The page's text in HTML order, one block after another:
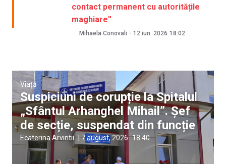
contact permanent cu autoritățile
maghiare”
Mihaela Conovali - 12 iun. 2026 18:02
Viață
Suspiciuni de corupție la Spitalul
„Sfântul Arhanghel Mihail”. Șef
de secție, suspendat din funcție
Ecaterina Arvintii 7 august, 2026 18:40